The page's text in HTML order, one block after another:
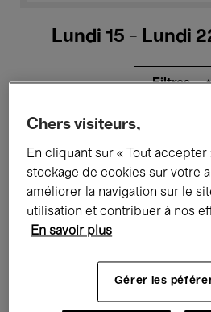
Lundi 15 - Lundi
Filtres
Expositions Films
Rencontres & Débats
Musique électronique
Chers visiteurs,
En cliquant sur « Tout accepter
stockage de cookies sur votre
améliorer la navigation sur le
utilisation et contribuer à nos
En savoir plus
Gérer les